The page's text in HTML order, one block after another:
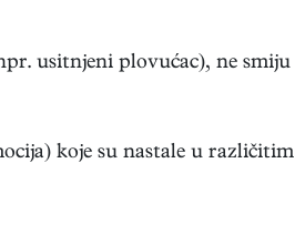
usitnjeni plovućac), ne smiju
koje su nastale u različitim